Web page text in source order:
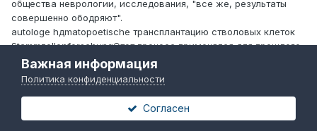
общества неврологии, исследования, "все же, результаты
совершенно ободряют".
autologe hдmatopoetische трансплантацию стволовых клеток
StammzellenforschungЭтот процесс применялся для прошлого
при ряде аутоиммунных заболеваний, чтобы достигать очень
сильного подавления иммунной системы или исключение
более вредно клеточных составных частей следующим
возмещением свойственными пациенту невосприимчивыми
стволовыми клетками костного мозга. При этом
Важная информация
Политика конфиденциальности
Согласен